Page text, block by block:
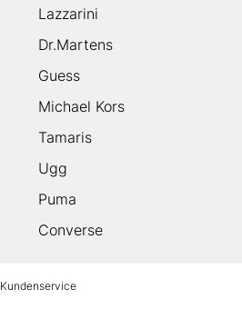
Lazzarini
Dr.Martens
Guess
Michael Kors
Tamaris
Ugg
Puma
Converse
Kundenservice